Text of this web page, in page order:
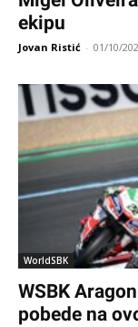
ekipu
Jovan Ristić - 01/10/
WorldSBK
WSBK
pobede na